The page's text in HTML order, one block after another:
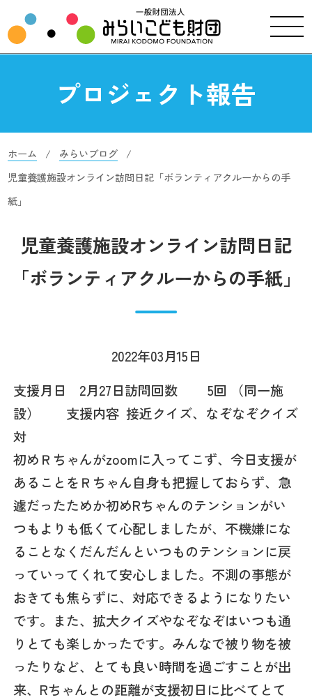
プロジェクト報告
ホーム
みらいブログ
児童養護施設オンライン訪問日記「ボランティアクルーからの手
紙」
児童養護施設オンライン訪問日記
「ボランティアクルーからの手紙」
2022年03月15日
支援月日 2月27日訪問回数 5回 （同一施
設） 支援内容 接近クイズ、なぞなぞクイズ
対
初めＲちゃんがzoomに入ってこず、今日支援が
あることをＲちゃん自身も把握しておらず、急
遽だったためか初めRちゃんのテンションがい
つもよりも低くて心配しましたが、不機嫌にな
ることなくだんだんといつものテンションに戻
っていってくれて安心しました。不測の事態が
おきても焦らずに、対応できるようになりたい
です。また、拡大クイズやなぞなぞはいつも通
りとても楽しかったです。みんなで被り物を被
ったりなど、とても良い時間を過ごすことが出
来、Rちゃんとの距離が支援初日に比べてとて